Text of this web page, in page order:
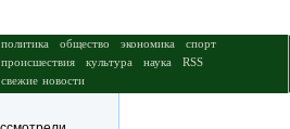
политика общество экономика
спорт
происшествия
культура наука
RSS
свежие новости